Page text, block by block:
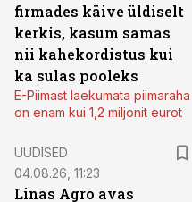
firmades käive üldiselt
kerkis, kasum samas
nii kahekordistus kui
ka sulas pooleks
E-Piimast laekumata piimaraha
on enam kui 1,2 miljonit eurot
UUDISED
04.08.26, 11:23
Linas Agro avas